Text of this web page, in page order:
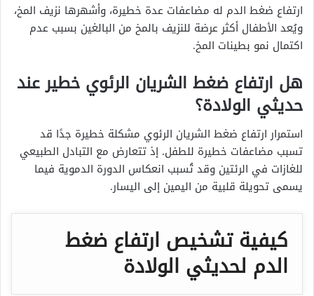
ارتفاع ضغط الدم له مضاعفات عدة خطيرة، وأشهرها نزيف المخ،
ويُعد الأطفال أكثر عرضة للنزيف بالمخ من البالغين بسبب عدم
اكتمال نمو بطينات المخ.
هل ارتفاع ضغط الشريان الرئوي خطير عند
حديثي الولادة؟
استمرار ارتفاع ضغط الشريان الرئوي مشكلة خطيرة جدًا قد
تسبب مضاعفات خطيرة للطفل. إذ تتعارض مع التبادل الطبيعي
للغازات في الرئتين وقد تُسبب انعكاس الدورة الدموية فيما
يسمى تحويلة قلبية من اليمين إلى اليسار.
كيفية تشخيص ارتفاع ضغط
الدم لحديثي الولادة